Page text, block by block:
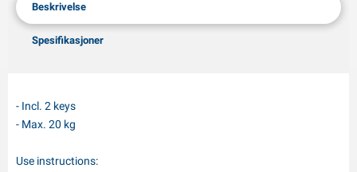
Beskrivelse
Spesifikasjoner
- Incl. 2 keys
- Max. 20 kg
Use instructions: